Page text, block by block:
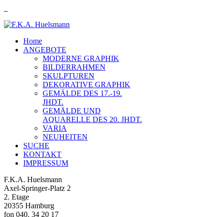
Home
ANGEBOTE
MODERNE GRAPHIK
BILDERRAHMEN
SKULPTUREN
DEKORATIVE GRAPHIK
GEMÄLDE DES 17.-19.
JHDT.
GEMÄLDE UND
AQUARELLE DES 20. JHDT.
VARIA
NEUHEITEN
SUCHE
KONTAKT
IMPRESSUM
F.K.A. Huelsmann
Axel-Springer-Platz 2
2. Etage
20355 Hamburg
fon 040. 34 20 17